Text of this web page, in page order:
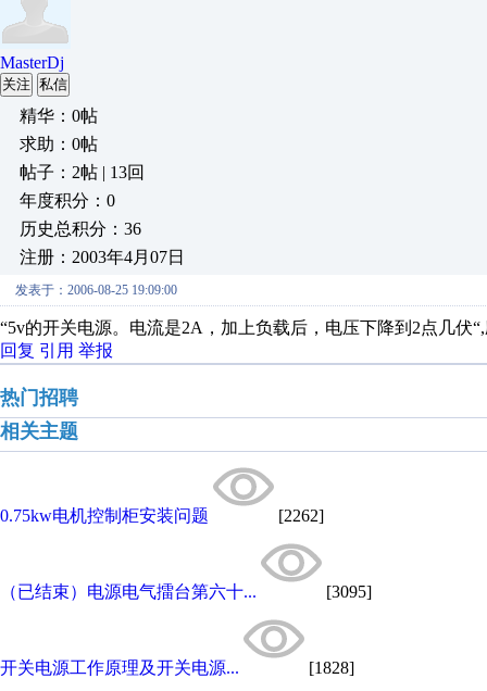
MasterDj
关注 私信
精华：0帖
求助：0帖
帖子：2帖 | 13回
年度积分：0
历史总积分：36
注册：2003年4月07日
发表于：2006-08-25 19:09:00
“5v的开关电源。电流是2A，加上负载后，电压下降到2点几
回复 引用 举报
热门招聘
相关主题
0.75kw电机控制柜安装问题 [2262]
（已结束）电源电气擂台第六十... [3095]
开关电源工作原理及开关电源... [1828]